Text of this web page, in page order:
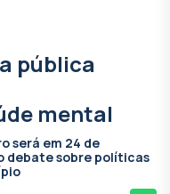
pública
mental
será em 24 de
debate sobre políticas